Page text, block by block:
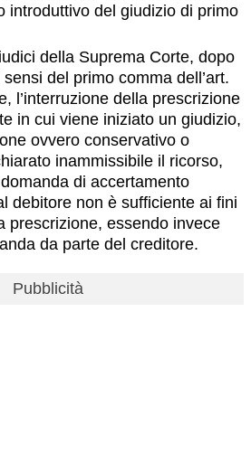
introduttivo del giudizio di primo
della Suprema Corte, dopo
del primo comma dell’art.
l’interruzione della prescrizione
in cui viene iniziato un giudizio,
ovvero conservativo o
inammissibile il ricorso,
di accertamento
debitore non è sufficiente ai fini
prescrizione, essendo invece
da parte del creditore.
Pubblicità